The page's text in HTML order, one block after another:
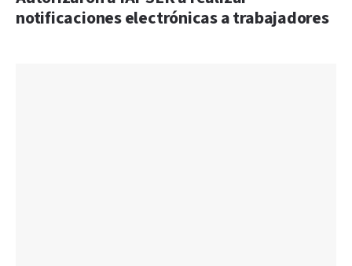
notificaciones electrónicas a trabajadores